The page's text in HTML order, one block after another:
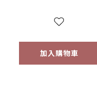
(四包入/組)（9個月
加入購物車